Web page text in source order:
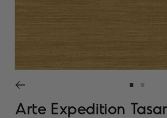
naarnaar
Arte Expedition